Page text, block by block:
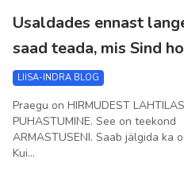
Usaldades ennast
saad teada, mis Sind
LIISA-INDRA BLOG
Praegu on HIRMUDEST
PUHASTUMINE. See on teekond
ARMASTUSENI. Saab jälgida ka
Kui...